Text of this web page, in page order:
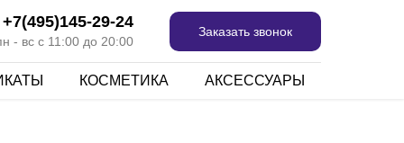
+7(495)145-29-24
- вс с 11:00 до 20:00
Заказать звонок
КОСМЕТИКА АКСЕССУАРЫ